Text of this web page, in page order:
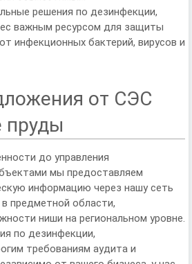
решения по дезинфекции,
важным ресурсом для защиты
инфекционных бактерий, вирусов и
от СЭС
пруды
до управления
мы предоставляем
информацию через нашу сеть
предметной области,
ниши на региональном уровне.
по дезинфекции,
требованиям аудита и